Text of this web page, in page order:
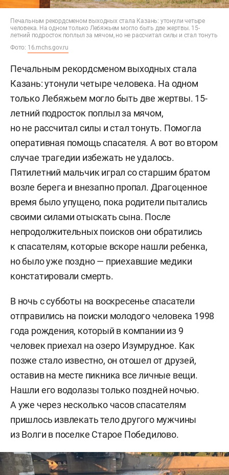
Печальным рекордсменом выходных стала Казань: утонули четыре
человека. На одном только Лебяжьем могло быть две жертвы. 15-
летний подросток поплыл за мячом, но не рассчитал силы и стал тонуть
Фото: 16.mchs.gov.ru
Печальным рекордсменом выходных стала
Казань: утонули четыре человека. На одном
только Лебяжьем могло быть две жертвы. 15-
летний подросток поплыл за мячом,
но не рассчитал силы и стал тонуть. Помогла
оперативная помощь спасателя. А вот во втором
случае трагедии избежать не удалось.
Пятилетний мальчик играл со старшим братом
возле берега и внезапно пропал. Драгоценное
время было упущено, пока родители пытались
своими силами отыскать сына. После
непродолжительных поисков они обратились
к спасателям, которые вскоре нашли ребенка,
но было уже поздно — приехавшие медики
констатировали смерть.
В ночь с субботы на воскресенье спасатели
отправились на поиски молодого человека 1998
года рождения, который в компании из 9
человек приехал на озеро Изумрудное. Как
позже стало известно, он отошел от друзей,
оставив на месте пикника все личные вещи.
Нашли его водолазы только поздней ночью.
А уже через несколько часов спасателям
пришлось извлекать тело другого мужчины
из Волги в поселке Старое Победилово.